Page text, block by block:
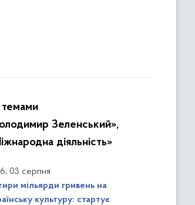
Зеленський»,
діяльність»
, 03 серпня
мільярди гривень на
культуру: стартує